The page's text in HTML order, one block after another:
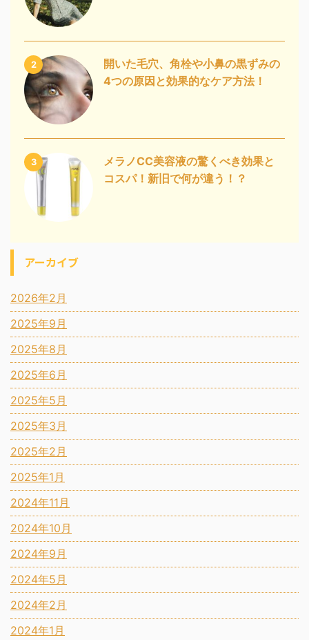
2
開いた毛穴、角栓や小鼻の黒ずみの
4つの原因と効果的なケア方法！
3
メラノCC美容液の驚くべき効果と
コスパ！新旧で何が違う！？
アーカイブ
2026年2月
2025年9月
2025年8月
2025年6月
2025年5月
2025年3月
2025年2月
2025年1月
2024年11月
2024年10月
2024年9月
2024年5月
2024年2月
2024年1月